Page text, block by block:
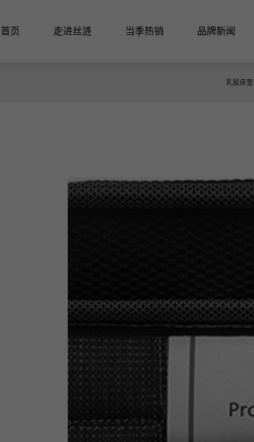
首页 走进丝涟 当季热销 品牌新闻
云享系列 月晖系列
丝涟童趣系列
乳胶床垫